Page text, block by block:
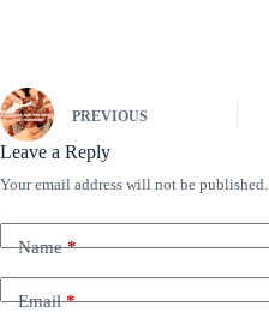
PREVIOUS
Leave a Reply
Your email address will not be published.
Name*
Email*